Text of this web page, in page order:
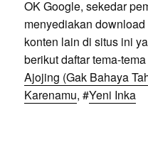
OK Google, sekedar
menyediakan
konten lain di situs ini
berikut daftar tema-
Ajojing (Gak Bahaya
Karenamu, #Yeni Inka